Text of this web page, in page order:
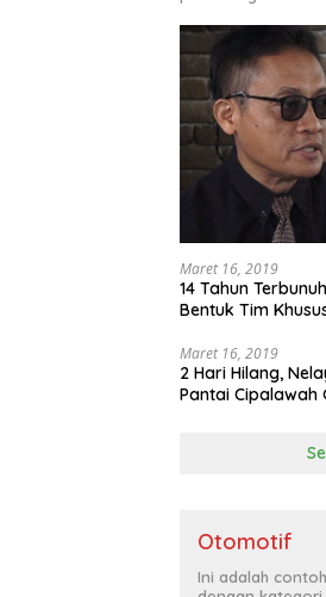
Maret 16, 2019
14 Tahun
Bentuk Tim
Maret 16, 2019
2 Hari Hilang,
Pantai Cipalawah
Otomotif
Ini adalah